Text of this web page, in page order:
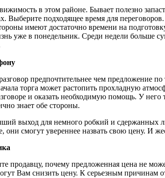
в этом районе. Бывает полезно
Выберите подходящее время для
имеют достаточно времени на
уже в понедельник. Среди недели больше
предпочтительнее чем предложение
торга может растопить прохладную
и оказать необходимую помощь. У него
знает обе стороны.
выход для немного робкий и сдержанных
они смогут увереннее назвать свою цену. И
продавцу, почему предложенная цена не
Вам снизить цену. К серьезным причинам